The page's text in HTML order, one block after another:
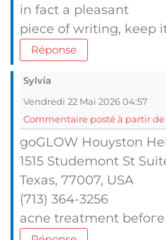
in fact a pleasant
piece of writing, keep
Réponse
Sylvia
Vendredi 22 Mai 2026 04:57
Commentaire posté à partir de
goGLOW Houyston
1515 Studemont Ѕt
Texas, 77007, UЅA
(713) 364-3256
acne treatment